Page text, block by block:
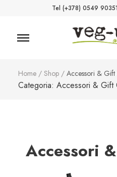
Tel (+378) 0549
Nessun prodotto nel carrello.
Home / Shop / Accessori & Gift
Categoria: Accessori & Gift
Accessori